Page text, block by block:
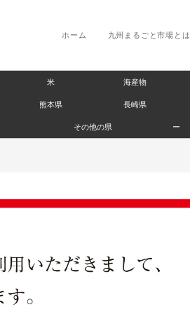
九州まるごと市場とは
ホーム
米 海産物
熊本県 長崎県
その他の県 ー